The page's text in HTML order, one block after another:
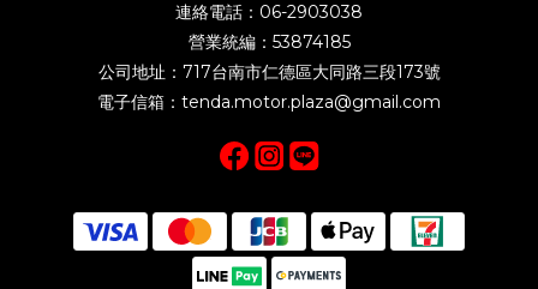
連絡電話：06-2903038
營業統編：53874185
公司地址：717台南市仁德區大同路三段173號
電子信箱：tenda.motor.plaza@gmail.com